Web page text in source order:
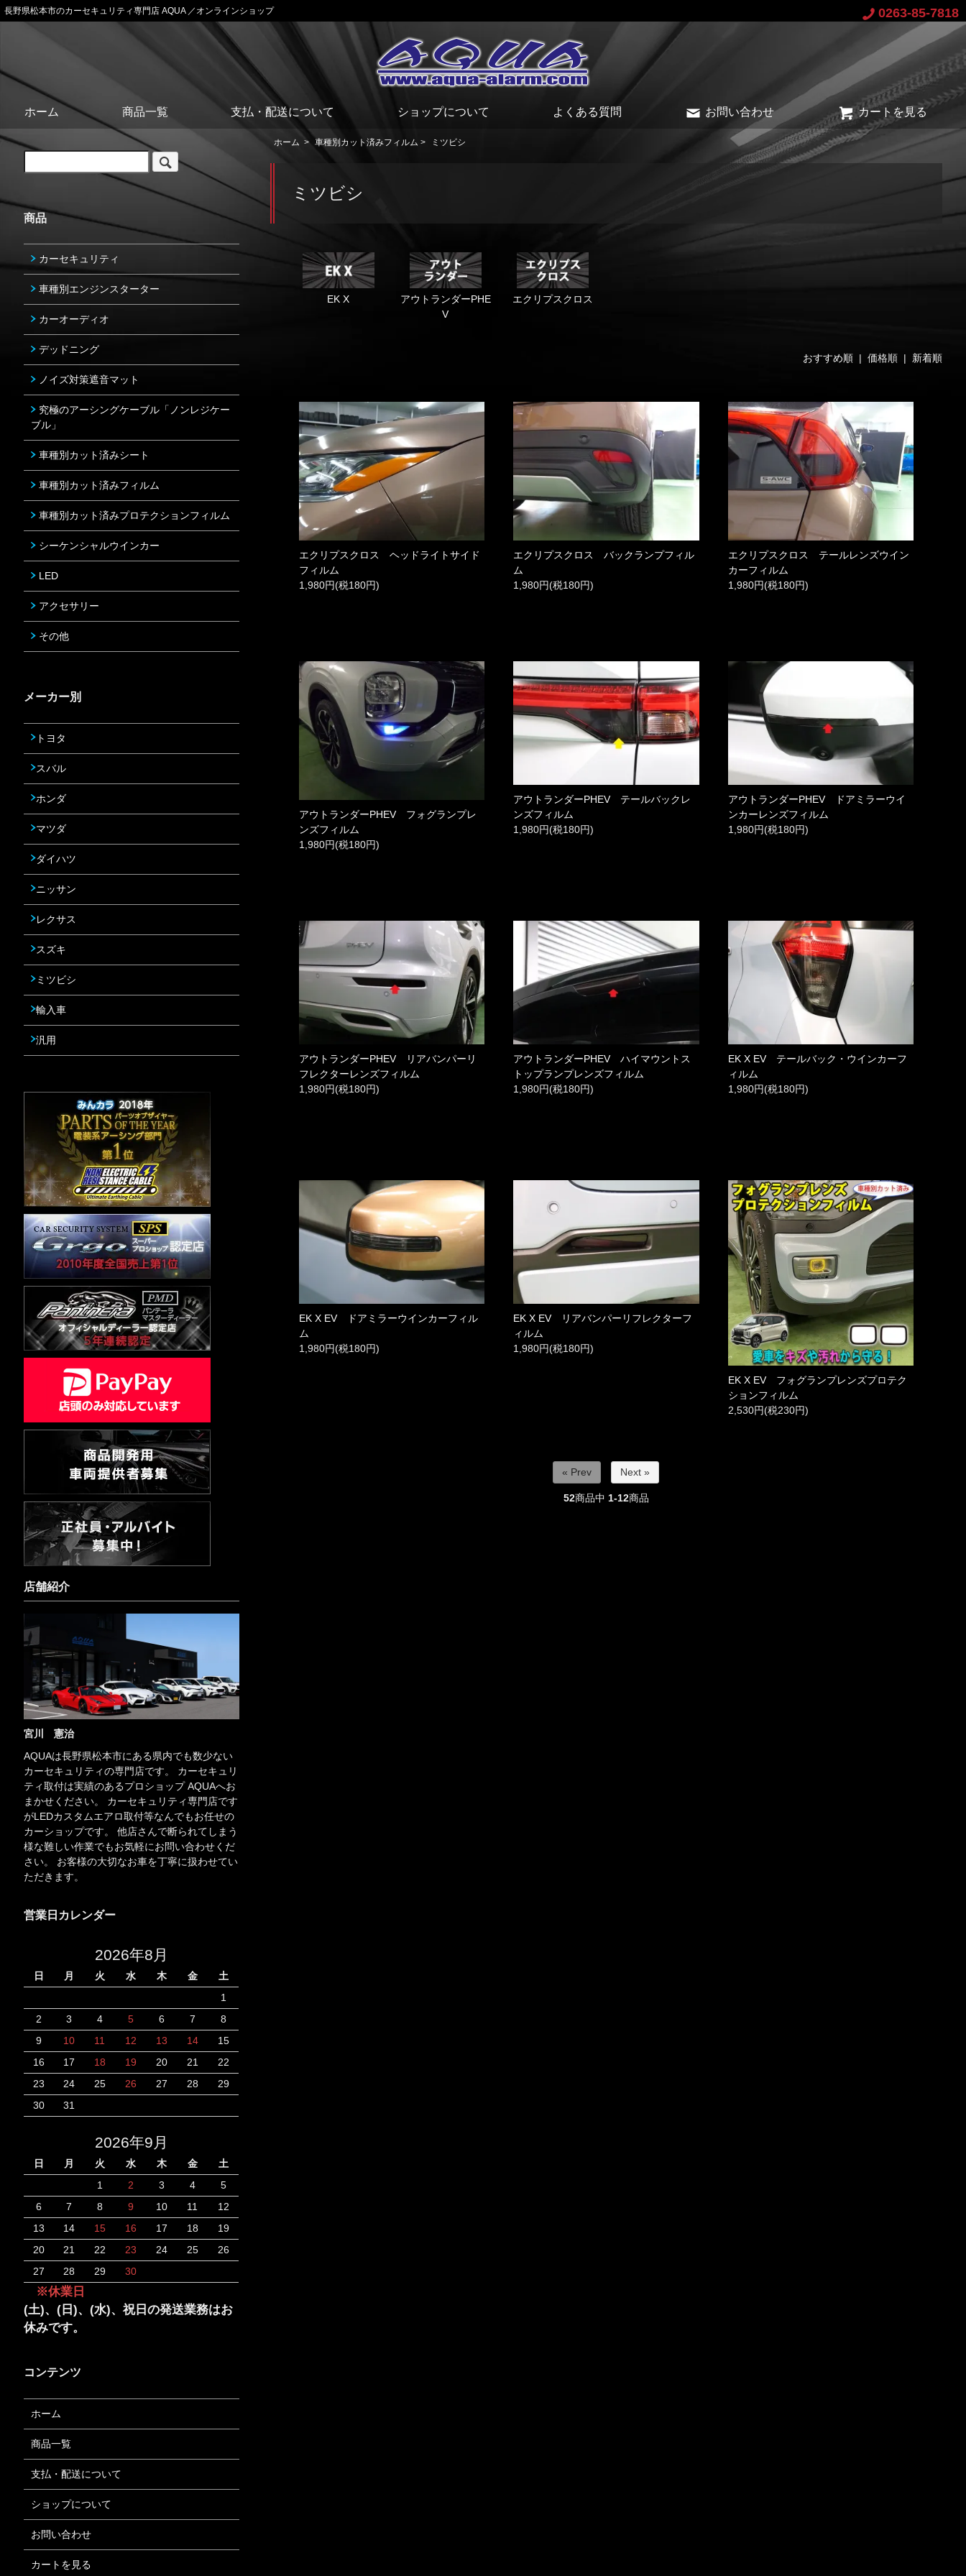
長野県松本市のカーセキュリティ専門店 AQUA ／オンラインショップ 0263-85-7818
ホーム 商品一覧 支払・配送について ショップについて よくある質問 お問い合わせ カートを見る
ホーム > 車種別カット済みフィルム > ミツビシ
ミツビシ
EK X
アウトランダーPHE
V
エクリプスクロス
おすすめ順| 価格順 | 新着順
エクリプスクロス ヘッドライトサイド
フィルム
1,980円(税180円)
エクリプスクロス バックランプフィル
ム
1,980円(税180円)
エクリプスクロス テールレンズウイン
カーフィルム
1,980円(税180円)
アウトランダーPHEV フォグランプレ
ンズフィルム
1,980円(税180円)
アウトランダーPHEV テールバックレ
ンズフィルム
1,980円(税180円)
アウトランダーPHEV ドアミラーウイ
ンカーレンズフィルム
1,980円(税180円)
アウトランダーPHEV リアバンパーリ
フレクターレンズフィルム
1,980円(税180円)
アウトランダーPHEV ハイマウントス
トップランプレンズフィルム
1,980円(税180円)
EK X EV テールバック・ウインカーフ
ィルム
1,980円(税180円)
EK X EV ドアミラーウインカーフィル
ム
1,980円(税180円)
EK X EV リアバンパーリフレクターフ
ィルム
1,980円(税180円)
EK X EV フォグランプレンズプロテク
ションフィルム
2,530円(税230円)
« Prev Next »
52商品中 1-12商品
商品
カーセキュリティ
車種別エンジンスターター
カーオーディオ
デッドニング
ノイズ対策遮音マット
究極のアーシングケーブル「ノンレジケー
ブル」
車種別カット済みシート
車種別カット済みフィルム
車種別カット済みプロテクションフィルム
シーケンシャルウインカー
LED
アクセサリー
その他
メーカー別
トヨタ
スバル
ホンダ
マツダ
ダイハツ
ニッサン
レクサス
スズキ
ミツビシ
輸入車
汎用
店舗紹介
宮川 憲治
AQUAは長野県松本市にある県内でも数少ない
カーセキュリティの専門店です。 カーセキュリ
ティ取付は実績のあるプロショップ AQUAへお
まかせください。 カーセキュリティ専門店です
がLEDカスタムエアロ取付等なんでもお任せの
カーショップです。 他店さんで断られてしまう
様な難しい作業でもお気軽にお問い合わせくだ
さい。 お客様の大切なお車を丁寧に扱わせてい
ただきます。
営業日カレンダー
2026年8月
日 月 火 水 木 金
土
1
2
3 4 5 6 7
8
9
10 11 12 13 14
15
16
17 18 19 20 21
22
23
24 25 26 27 28
29
30
31
2026年9月
日 月 火 水 木 金
土
1
2 3 4
5
6
7 8 9 10 11
12
13
14 15 16 17 18
19
20
21 22 23 24 25
26
27
28 29 30
※休業日
(土)、(日)、(水)、祝日の発送業務はお
休みです。
コンテンツ
ホーム
商品一覧
支払・配送について
ショップについて
お問い合わせ
カートを見る